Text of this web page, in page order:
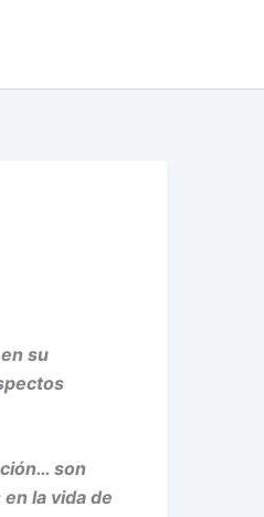
su
son
la vida de